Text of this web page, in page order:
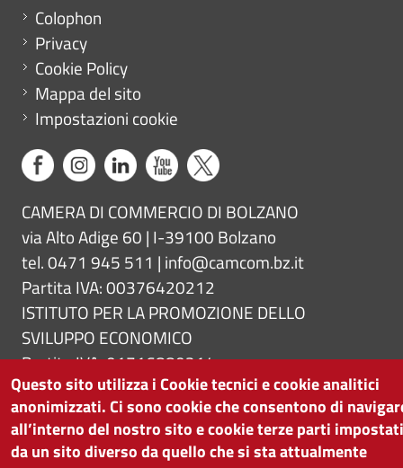
Menu footer
Colophon
Privacy
Cookie Policy
Mappa del sito
Impostazioni cookie
CAMERA DI COMMERCIO DI BOLZANO
via Alto Adige 60 | I-39100 Bolzano
tel. 0471 945 511 | info@camcom.bz.it
Partita IVA: 00376420212
ISTITUTO PER LA PROMOZIONE DELLO
SVILUPPO ECONOMICO
Partita IVA: 01716880214
Questo sito utilizza i Cookie tecnici e cookie analitici
anonimizzati. Ci sono cookie che consentono di
all’interno del nostro sito e cookie terze parti
da un sito diverso da quello che si sta attualmente